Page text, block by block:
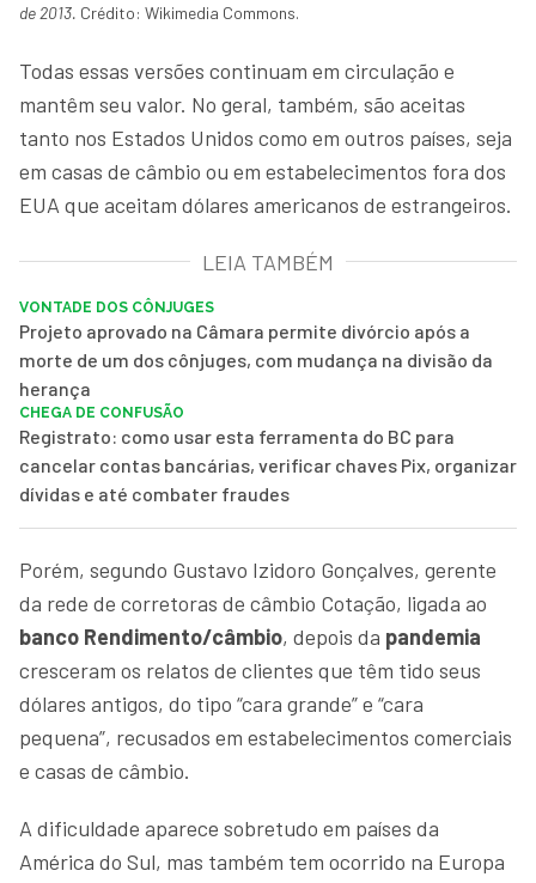
de 2013. Crédito: Wikimedia Commons.
Todas essas versões continuam em circulação e
mantêm seu valor. No geral, também, são aceitas
tanto nos Estados Unidos como em outros países, seja
em casas de câmbio ou em estabelecimentos fora dos
EUA que aceitam dólares americanos de estrangeiros.
LEIA TAMBÉM
VONTADE DOS CÔNJUGES
Projeto aprovado na Câmara permite divórcio após a
morte de um dos cônjuges, com mudança na divisão da
herança
CHEGA DE CONFUSÃO
Registrato: como usar esta ferramenta do BC para
cancelar contas bancárias, verificar chaves Pix, organizar
dívidas e até combater fraudes
Porém, segundo Gustavo Izidoro Gonçalves, gerente
da rede de corretoras de câmbio Cotação, ligada ao
banco Rendimento/câmbio, depois da pandemia
cresceram os relatos de clientes que têm tido seus
dólares antigos, do tipo “cara grande” e “cara
pequena”, recusados em estabelecimentos comerciais
e casas de câmbio.
A dificuldade aparece sobretudo em países da
América do Sul, mas também tem ocorrido na Europa